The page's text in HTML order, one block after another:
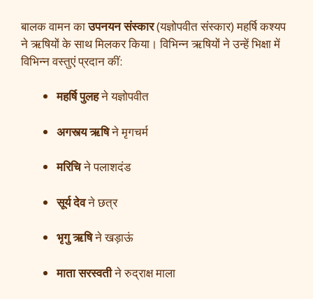
बालक वामन काउपनयन संस्कार(यज्ञोपवीत संस्कार) महर्षि कश्यप
ने ऋषियों के साथ मिलकर किया। विभिन्न ऋषियों ने उन्हें भिक्षा में
विभिन्न वस्तुएं प्रदान कीं:
महर्षि पुलहने यज्ञोपवीत
अगस्त्य ऋषिने मृगचर्म
मरिचिने पलाशदंड
सूर्य देवने छत्र
भृगु ऋषिने खड़ाऊं
माता सरस्वतीने रुद्राक्ष माला